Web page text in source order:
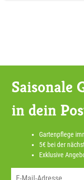
Saisonale
in dein
Gartenpflege
5€ bei der
Exklusive